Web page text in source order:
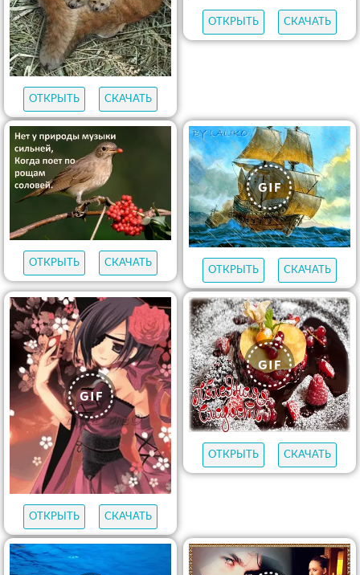
ОТКРЫТЬ СКАЧАТЬ
ОТКРЫТЬ СКАЧАТЬ
ОТКРЫТЬ СКАЧАТЬ
ОТКРЫТЬ СКАЧАТЬ
ОТКРЫТЬ СКАЧАТЬ
ОТКРЫТЬ СКАЧАТЬ